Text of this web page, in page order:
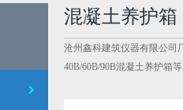
混凝土养护箱
沧州鑫科建筑仪器有限公司
40B/60B/90B混凝土养护箱